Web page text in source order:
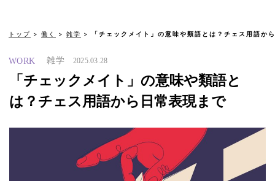
トップ 働く 雑学 「チェックメイト」の意味や類語とは？チェス用語か
WORK 雑学 2025.03.28
「チェックメイト」の意味や類語と
は？チェス用語から日常表現まで